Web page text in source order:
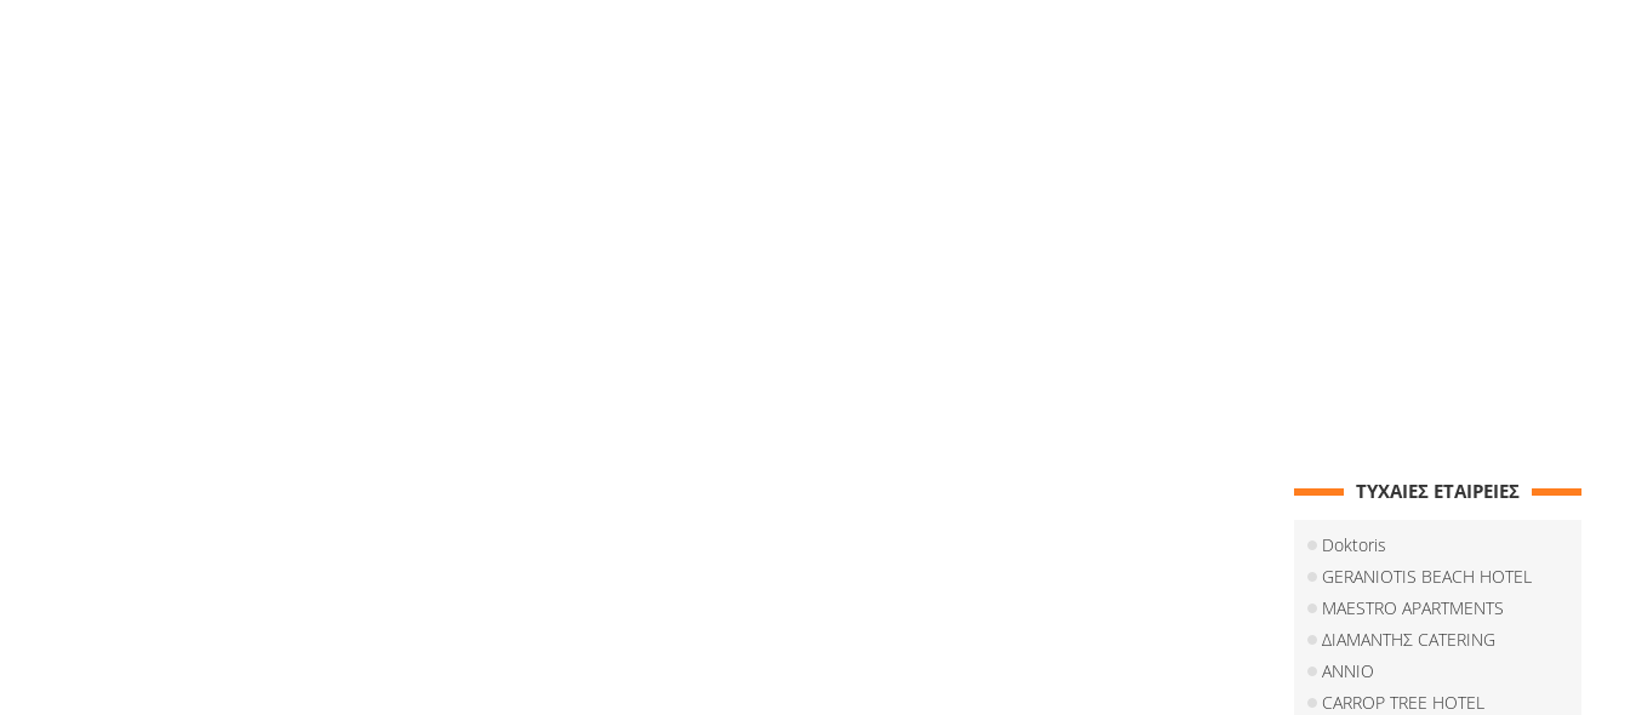
ΤΥΧΑΙΕΣ ΕΤΑΙΡΕΙΕΣ
Doktoris
GERANIOTIS BEACH HOTEL
MAESTRO APARTMENTS
ΔΙΑΜΑΝΤΗΣ CATERING
ANNIO
CARROP TREE HOTEL